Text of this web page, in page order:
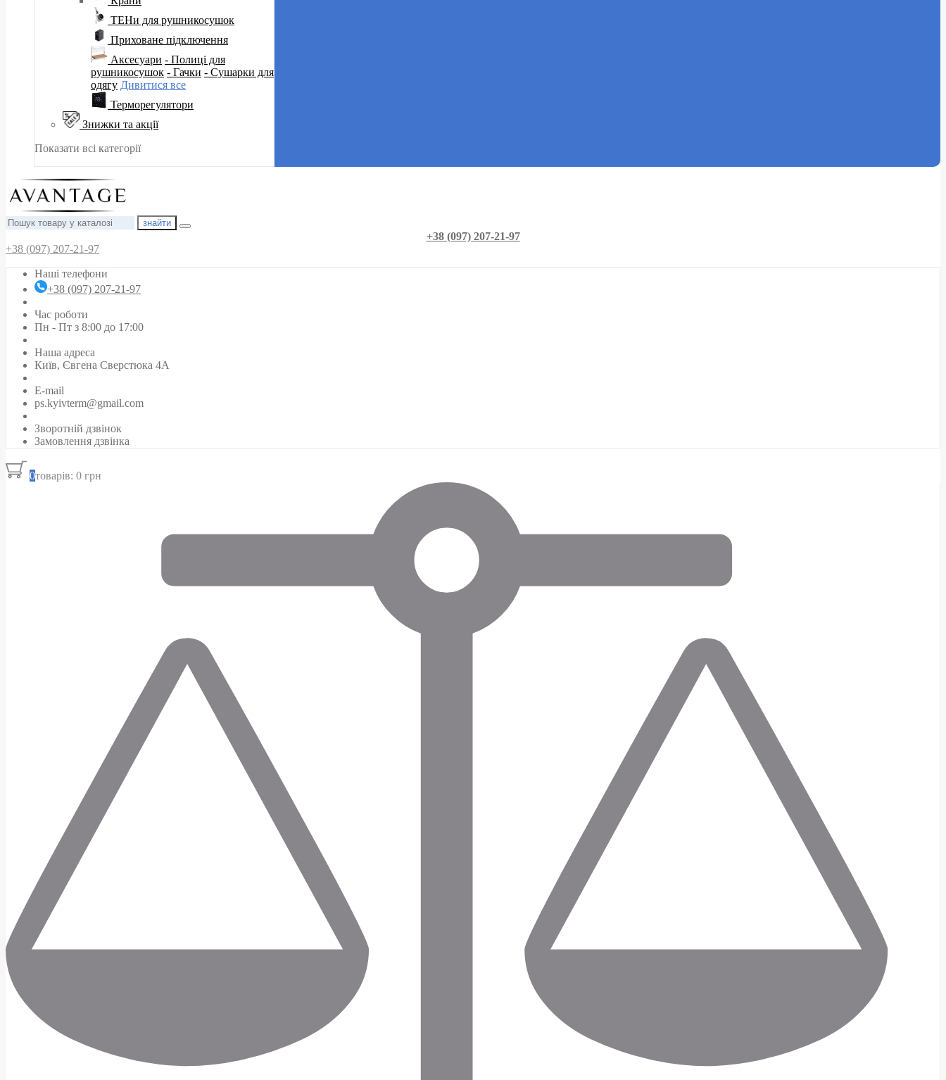
ТЕНи для рушникосушок
Приховане підключення
Аксесуари - Полиці для
рушникосушок - Гачки - Сушарки для
одягу Дивитися все
Терморегулятори
Знижки та акції
Показати всі категорії
знайти
+38 (097) 207-21-97
+38 (097) 207-21-97
Наші телефони
+38 (097) 207-21-97
Час роботи
Пн - Пт з 8:00 до 17:00
Наша адреса
Київ, Євгена Сверстюка 4А
E-mail
ps.kyivterm@gmail.com
Зворотній дзвінок
Замовлення дзвінка
0товарів: 0 грн